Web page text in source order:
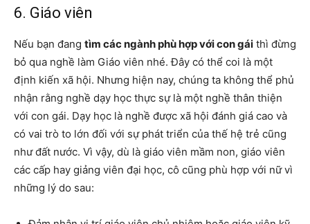
6. Giáo viên
Nếu bạn đang tìm các ngành phù hợp với con gái thì đừng
bỏ qua nghề làm Giáo viên nhé. Đây có thể coi là một
định kiến ​​xã hội. Nhưng hiện nay, chúng ta không thể phủ
nhận rằng nghề dạy học thực sự là một nghề thân thiện
với con gái. Dạy học là nghề được xã hội đánh giá cao và
có vai trò to lớn đối với sự phát triển của thế hệ trẻ cũng
như đất nước. Vì vậy, dù là giáo viên mầm non, giáo viên
các cấp hay giảng viên đại học, cô cũng phù hợp với nữ vì
những lý do sau: